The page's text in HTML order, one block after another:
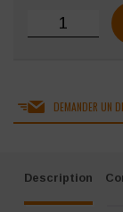
quantité de
DEMANDER UN
Description